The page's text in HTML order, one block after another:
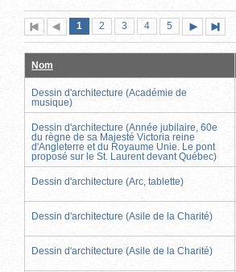
Première
page
Page
précédente
Page
1 (page
actuelle)
Page
2 Page
3 Page
4 Page
5
suivante
page
Nom
Dessin d'architecture (Académie de
musique)
Dessin d'architecture (Année jubilaire, 60e
du règne de sa Majesté Victoria reine
d'Angleterre et du Royaume Unie. Le pont
proposé sur le St. Laurent devant Québec)
Dessin d'architecture (Arc, tablette)
Dessin d'architecture (Asile de la Charité)
Dessin d'architecture (Asile de la Charité)